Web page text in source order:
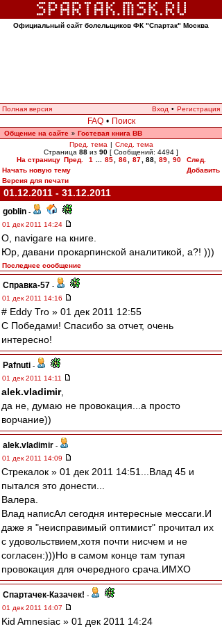
Официальный сайт болельщиков ФК "Спартак" Москва
Полная версия Вход • Регистрация
FAQ • Поиск
Общение на сайте » Гостевая книга ВВ
Пред. тема | След. тема
Страница 88 из 90 [ Сообщений: 4494 ]
На страницу Пред. 1 85 86 87 88, 89 90
След.
Начать новую тему
Добавить
Версия для печати
01.12.2011 - 31.12.2011
goblin -
01 дек 2011 14:24
О, navigare на книге.
Юр, давани прокарпинской аналитикой, а?! )))
Последнее сообщение
Справка-57 -
01 дек 2011 14:16
# Eddy Tro » 01 дек 2011 12:55
С Победами! Спасибо за отчет, очень
интересно!
Pafnuti -
01 дек 2011 14:11
alek.vladimir,
да не, думаю не провокация...а просто
ворчание))
alek.vladimir -
01 дек 2011 14:09
Стрекалок » 01 дек 2011 14:51...Влад 45 и
пытался это донести...
Валера.
Влад написАл сегодня интересные мессаги.И
даже я "неисправимый оптимист" прочитал их
с удовольствием,хотя почти нисчем и не
согласен:)))Но в самом конце там тупая
провокация для очередного срача.ИМХО
Спартачек-Казачек! -
01 дек 2011 14:07
Kid Amnesiac » 01 дек 2011 14:24